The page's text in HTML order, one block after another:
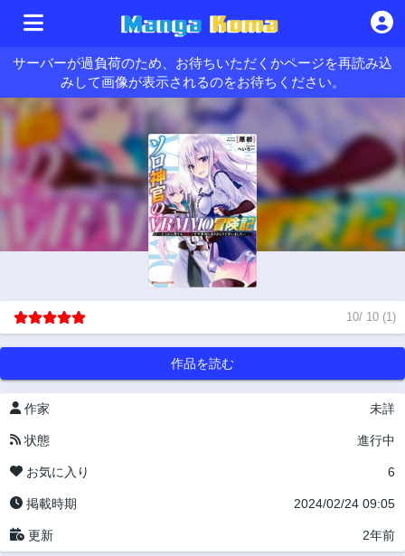
サーバーが過負荷のため、お待ちいただくかページを再読み込
みして画像が表示されるのをお待ちください。
10/ 10 (1)
作品を読む
作家 未詳
状態 進行中
お気に入り 6
掲載時期 2024/02/24 09:05
更新 2年前